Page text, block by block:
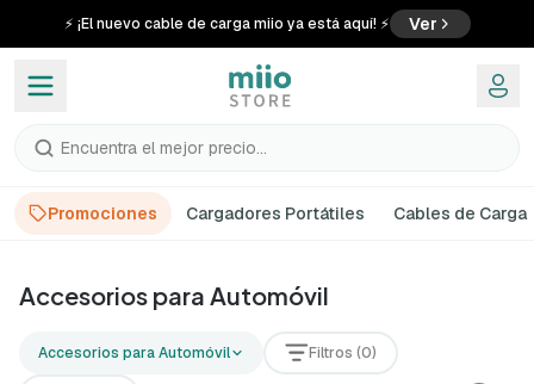
⚡ ¡El nuevo cable de carga miio ya está aquí! ⚡ Ver
Encuentra el mejor precio...
Promociones Cargadores Portátiles Cables de Carga
Accesorios para Automóvil | miio
Accesorios para Automóvil
Accesorios para Automóvil Filtros (0)